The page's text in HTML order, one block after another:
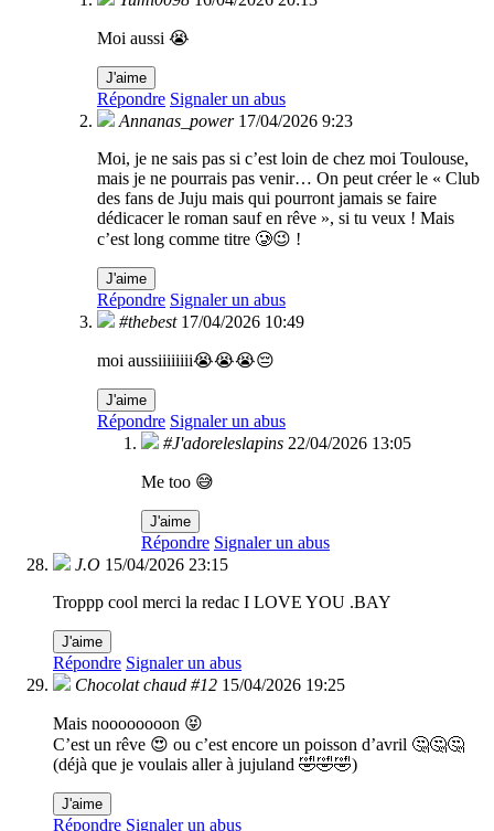
Moi aussi 😭
J'aime
Répondre Signaler un abus
Annanas_power 17/04/2026 9:23
Moi, je ne sais pas si c’est loin de chez moi Toulouse,
mais je ne pourrais pas venir… On peut créer le « Club
des fans de Juju mais qui pourront jamais se faire
dédicacer le roman sauf en rêve », si tu veux ! Mais
c’est long comme titre 🥲😉 !
J'aime
Répondre Signaler un abus
#thebest 17/04/2026 10:49
moi aussiiiiiiii😭😭😭😔
J'aime
Répondre Signaler un abus
#J'adoreleslapins 22/04/2026 13:05
Me too 😅
J'aime
Répondre Signaler un abus
J.O 15/04/2026 23:15
Troppp cool merci la redac I LOVE YOU .BAY
J'aime
Répondre Signaler un abus
Chocolat chaud #12 15/04/2026 19:25
Mais noooooooon 😝
C’est un rêve 😍 ou c’est encore un poisson d’avril 🤔🤔🤔
(déjà que je voulais aller à jujuland 🤣🤣🤣)
J'aime
Répondre Signaler un abus